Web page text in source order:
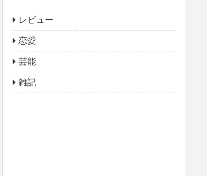
レビュー
恋愛
芸能
雑記